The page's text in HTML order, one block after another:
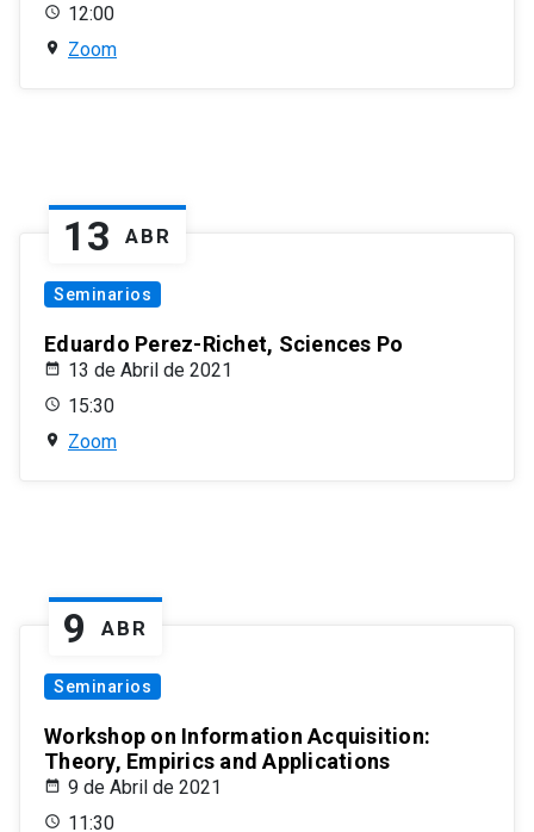
12:00
Zoom
13 ABR
Seminarios
Eduardo Perez-Richet, Sciences Po
13 de Abril de 2021
15:30
Zoom
9 ABR
Seminarios
Workshop on Information Acquisition:
Theory, Empirics and Applications
9 de Abril de 2021
11:30